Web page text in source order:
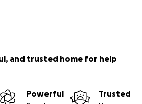
and trusted home for help
Powerful
Trusted